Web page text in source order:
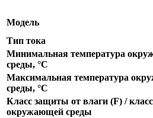
Модель
Тип тока
Минимальная температура
среды, °C
Максимальная температура
среды, °C
Класс защиты от влаги (F) /
окружающей среды